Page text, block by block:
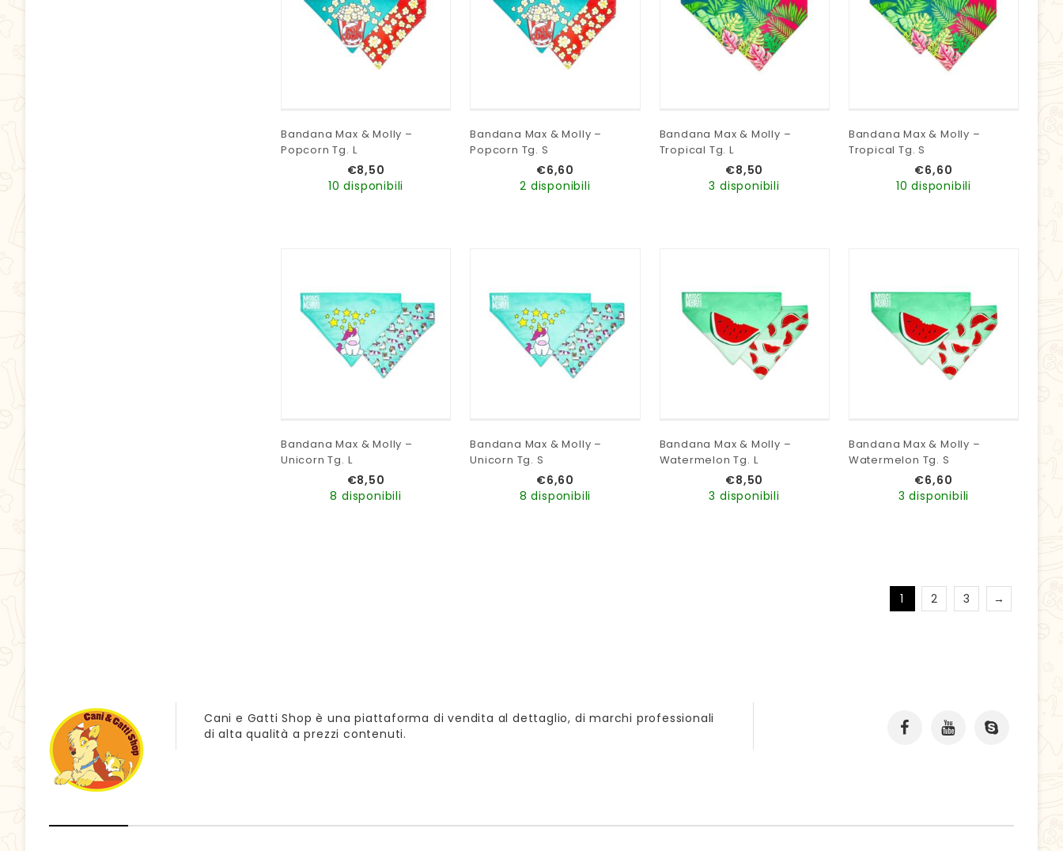
Bandana Max & Molly –
Popcorn Tg. L
€8,50
10 disponibili
Bandana Max & Molly –
Popcorn Tg. S
€6,60
2 disponibili
Bandana Max & Molly –
Tropical Tg. L
€8,50
3 disponibili
Bandana Max & Molly –
Tropical Tg. S
€6,60
10 disponibili
Bandana Max & Molly –
Unicorn Tg. L
€8,50
8 disponibili
Bandana Max & Molly –
Unicorn Tg. S
€6,60
8 disponibili
Bandana Max & Molly –
Watermelon Tg. L
€8,50
3 disponibili
Bandana Max & Molly –
Watermelon Tg. S
€6,60
3 disponibili
1 2 3 →
Cani e Gatti Shop è una piattaforma di vendita al dettaglio, di marchi professionali
di alta qualità a prezzi contenuti.